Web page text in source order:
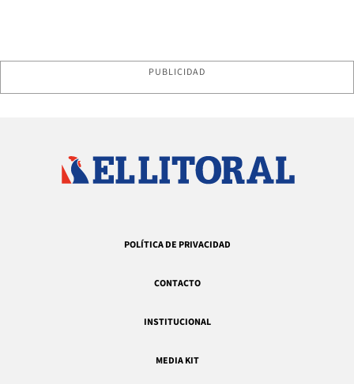
PUBLICIDAD
POLÍTICA DE PRIVACIDAD
CONTACTO
INSTITUCIONAL
MEDIA KIT